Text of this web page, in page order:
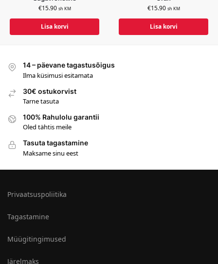
€15.90 sh KM
Lisa korvi
€15.90 sh KM
Lisa korvi
14 – päevane tagastusõigus
Ilma küsimusi esitamata
30€ ostukorvist
Tarne tasuta
100% Rahulolu garantii
Oled tähtis meile
Tasuta tagastamine
Maksame sinu eest
Privaatsuspoliitika
Tagastamine
Müügitingimused
Järelmaks